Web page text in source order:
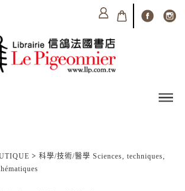
> 科學/技術/醫學 Sciences, techniques,